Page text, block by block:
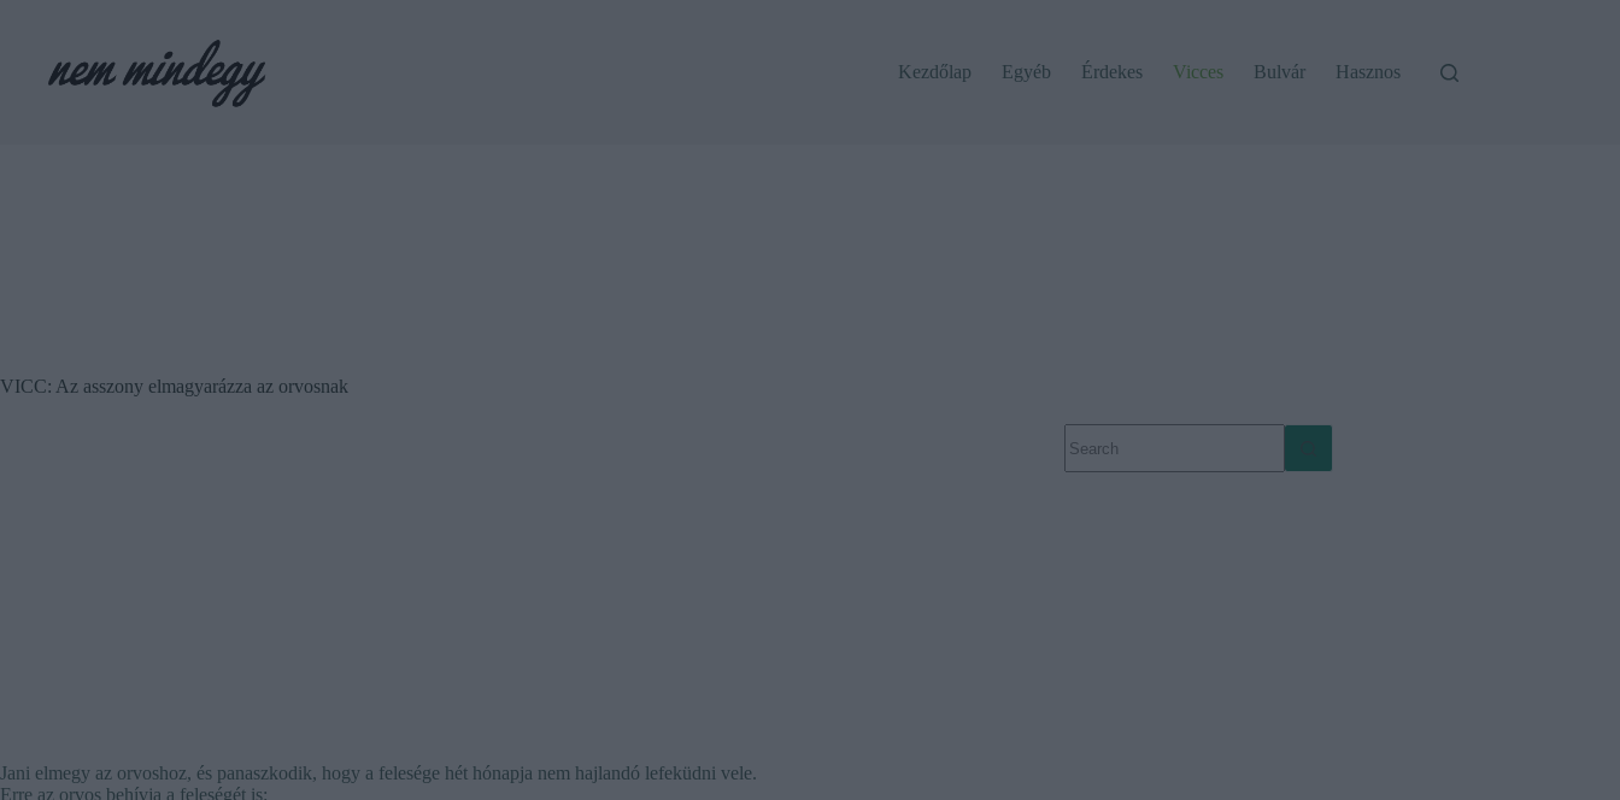
Kezdőlap
Egyéb Érdekes Vicces Bulvár Hasznos
VICC: Az asszony elmagyarázza az orvosnak
Jani elmegy az orvoshoz, és panaszkodik, hogy a felesége hét hónapja nem hajlandó lefeküdni vele.
Erre az orvos behívja a feleségét is:
results